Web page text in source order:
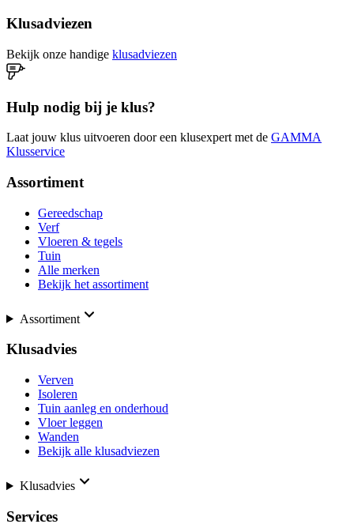
Klusadviezen
Bekijk onze handige klusadviezen
Hulp nodig bij je klus?
Laat jouw klus uitvoeren door een klusexpert met de GAMMA
Klusservice
Assortiment
Gereedschap
Verf
Vloeren & tegels
Tuin
Alle merken
Bekijk het assortiment
Assortiment
Klusadvies
Verven
Isoleren
Tuin aanleg en onderhoud
Vloer leggen
Wanden
Bekijk alle klusadviezen
Klusadvies
Services